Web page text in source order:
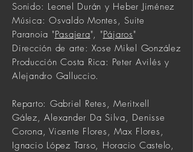
Sonido: Leonel Durán y Heber Jiménez
Música: Osvaldo Montes , Suite
Paranoia "Pasajera", "Pájaros"
Dirección de arte: Xose Mikel González
Producción Costa Rica: Peter Avilés y
Alejandro Galluccio.
Reparto: Gabriel Retes, Meritxell
Gález, Alexander Da Silva, Denisse
Corona, Vicente Flores, Max Flores,
Ignacio López Tarso, Horacio Castelo,